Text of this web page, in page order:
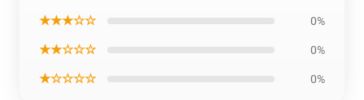
★★★☆☆ 0%
★★☆☆☆ 0%
★☆☆☆☆ 0%